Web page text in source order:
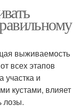
выживаемость
всех этапов
участка и
кустами, влияет
лозы.